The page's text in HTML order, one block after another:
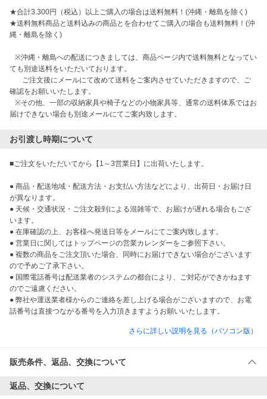
★合計3.300円（税込）以上ご購入の場合は送料無料！(沖縄・離島を除く)
★送料無料商品と送料込みの商品とを合わせてご購入の場合も送料無料！(沖
縄・離島を除く)
ても別途送料をいただいております。
確認をお願いいたします。
届けできない場合も別途メールにてご案内致します。
お引渡し時期について
■ご注文をいただいてから【1～3営業日】に出荷いたします。
● 商品・配送地域・配送方法・お支払い方法などにより、出荷日・お届け日
が異なります。
● 天候・交通状況・ご注文殺到による混雑等で、お届けが遅れる場合もござ
います。
● 在庫確認の上、お客様へ発送日等をメールにてご案内致します。
● 営業日に関してはトップページの営業カレンダーをご参照下さい。
● 複数の商品をご注文頂いた場合、同時にお届けできない場合がございます
ので予めご了承下さい。
● 国際電話番号は配送業者のシステムの都合により、ご対応ができかねます
のでご遠慮ください。
● 弊社や運送業者様からのご連絡を差し上げる場合がございますので、お電
話番号は直接つながる番号を入力頂きますようお願いいたします。
さらに詳しい説明を見る（パソコン版）
販売条件、返品、交換について
返品、交換について